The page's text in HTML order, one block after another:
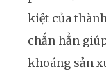
kiệt của
chắn hẳn
khoáng sản